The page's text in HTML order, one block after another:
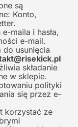
są
Konto,
maila i hasła,
e-mail.
do usunięcia
składanie
w sklepie.
polityki
się przez e-
korzystać ze